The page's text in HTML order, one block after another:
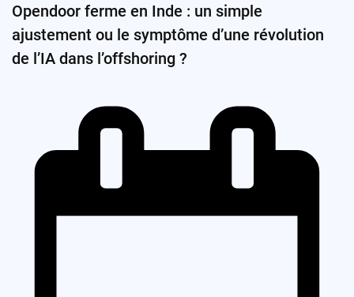
Opendoor ferme en Inde : un simple
ajustement ou le symptôme d’une révolution
de l’IA dans l’offshoring ?